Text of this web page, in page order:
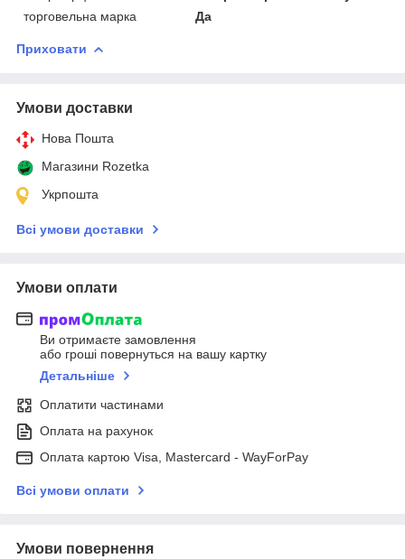
торговельна марка
Да
Приховати
Умови доставки
Нова Пошта
Магазини Rozetka
Укрпошта
Всі умови доставки
Умови оплати
Ви отримаєте замовлення
або гроші повернуться на вашу картку
Детальніше
Оплатити частинами
Оплата на рахунок
Оплата картою Visa, Mastercard - WayForPay
Всі умови оплати
Умови повернення